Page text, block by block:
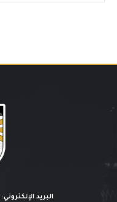
البريد الإلكتروني: